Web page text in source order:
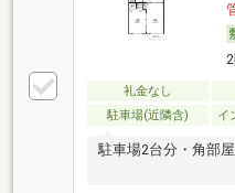
礼金なし
駐車場(近隣含)
イ
駐車場2台分・角部